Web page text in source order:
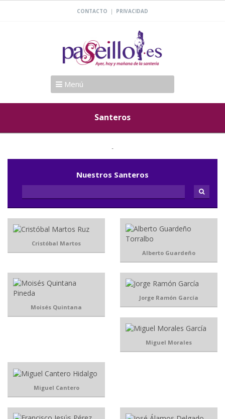
CONTACTO | PRIVACIDAD
Menú
Santeros
Nuestros Santeros
Cristóbal Martos
Alberto Guardeño
Moisés Quintana
Jorge Ramón García
Miguel Morales
Miguel Cantero